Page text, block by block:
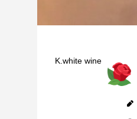
K.white wine